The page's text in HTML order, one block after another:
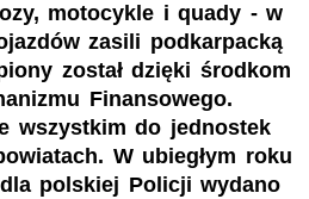
motocykle i quady - w
zasili podkarpacką
został dzięki środkom
Finansowego.
wszystkim do jednostek
W ubiegłym roku
polskiej Policji wydano